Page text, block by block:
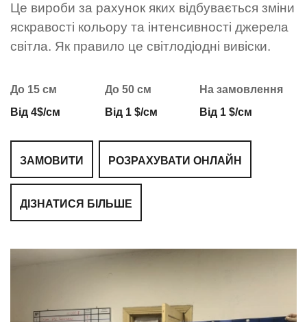
Це вироби за рахунок яких відбувається зміни
яскравості кольору та інтенсивності джерела
світла. Як правило це світлодіодні вивіски.
До 15 см
Від 4$/см
До 50 см
Від 1 $/см
На замовлення
Від 1 $/см
ЗАМОВИТИ РОЗРАХУВАТИ ОНЛАЙН
ДІЗНАТИСЯ БІЛЬШЕ